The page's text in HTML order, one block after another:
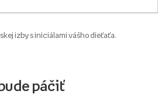
izby s iniciálami vášho dieťaťa.
páčiť